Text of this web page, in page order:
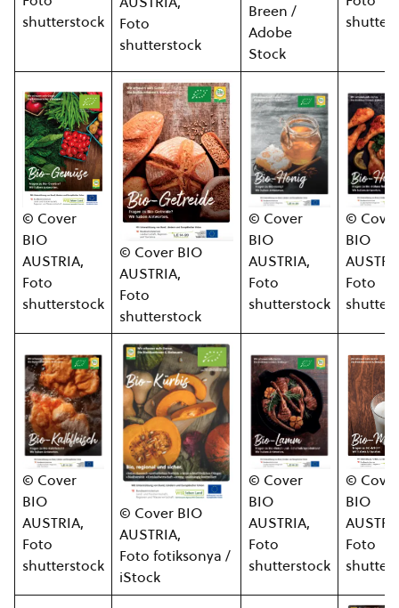
shutterstock
Foto
shutterstock
Breen /
Adobe
Stock
© Cover
BIO
AUSTRIA,
Foto
shutterstock
© Cover BIO
AUSTRIA,
Foto
shutterstock
© Cover
BIO
AUSTRIA,
Foto
shutterstock
© Cover
BIO
Foto
© Cover
BIO
AUSTRIA,
Foto
shutterstock
© Cover BIO
AUSTRIA,
Foto fotiksonya /
iStock
© Cover
BIO
AUSTRIA,
Foto
shutterstock
© Cover
BIO
Foto